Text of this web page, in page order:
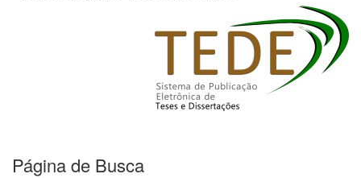
Página de Busca